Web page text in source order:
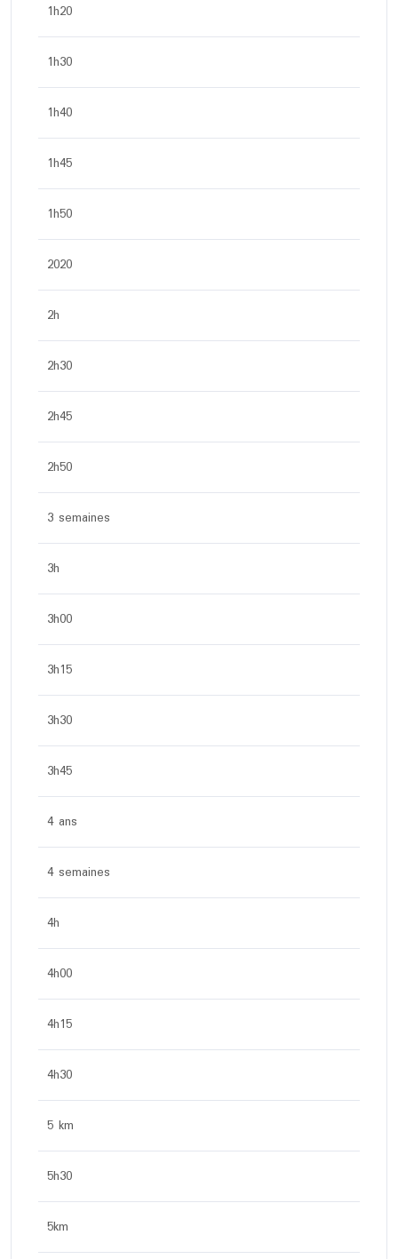
1h20
1h30
1h40
1h45
1h50
2020
2h
2h30
2h45
2h50
3 semaines
3h
3h00
3h15
3h30
3h45
4 ans
4 semaines
4h
4h00
4h15
4h30
5 km
5h30
5km